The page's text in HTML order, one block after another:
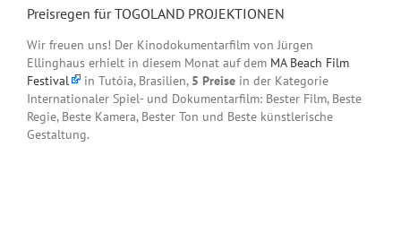
Preisregen für TOGOLAND PROJEKTIONEN
Wir freuen uns! Der Kinodokumentarfilm von Jürgen
Ellinghaus erhielt in diesem Monat auf dem MA Beach Film
Festival
in Tutóia, Brasilien, 5 Preise in der Kategorie
Internationaler Spiel- und Dokumentarfilm: Bester Film, Beste
Regie, Beste Kamera, Bester Ton und Beste künstlerische
Gestaltung.